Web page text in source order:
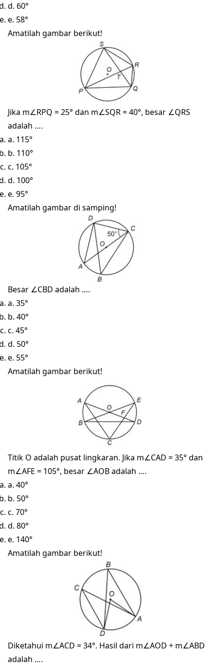
d. 60°
e. 58°
Amatilah gambar berikut!
Jika m∠RPQ = 25° dan m∠SQR = 40°, besar ∠QRS
adalah ….
a. 115°
b. 110°
c. 105°
d. 100°
e. 95°
Amatilah gambar di samping!
Besar ∠CBD adalah ….
a. 35°
b. 40°
c. 45°
d. 50°
e. 55°
Amatilah gambar berikut!
Titik O adalah pusat lingkaran. Jika m∠CAD = 35° dan
m∠AFE = 105°, besar ∠AOB adalah ….
a. 40°
b. 50°
c. 70°
d. 80°
e. 140°
Amatilah gambar berikut!
Diketahui m∠ACD = 34°. Hasil dari m∠AOD + m∠ABD
adalah ….